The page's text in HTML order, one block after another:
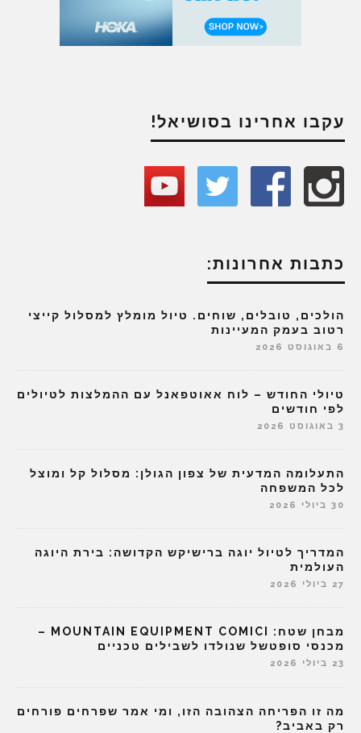
עקבו אחרינו בסושיאל!
כתבות אחרונות:
הולכים, טובלים, שוחים. טיול מומלץ למסלול קייצי
רטוב בעמק המעיינות
6 באוגוסט 2026
טיולי החודש – לוח אאוטפאנל עם ההמלצות לטיולים
לפי חודשים
3 באוגוסט 2026
התעלומה המדעית של צפון הגולן: מסלול קל ומוצל
לכל המשפחה
30 ביולי 2026
המדריך לטיול יוגה ברישיקש הקדושה: בירת היוגה
העולמית
27 ביולי 2026
מבחן שטח: MOUNTAIN EQUIPMENT COMICI –
מכנסי סופטשל שנולדו לשבילים טכניים
23 ביולי 2026
מה זו הפריחה הצהובה הזו, ומי אמר שפרחים פורחים
רק באביב?